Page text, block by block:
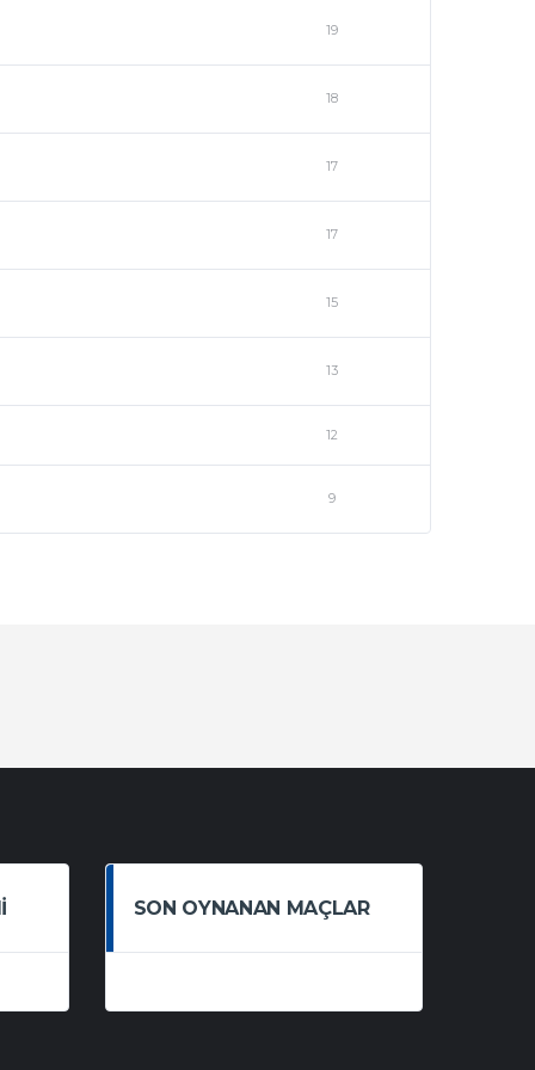
19
18
17
17
15
13
12
9
SON OYNANAN MAÇLAR